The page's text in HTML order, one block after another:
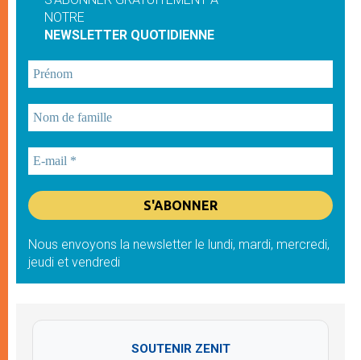
NOTRE
NEWSLETTER QUOTIDIENNE
Nous envoyons la newsletter le lundi, mardi, mercredi,
jeudi et vendredi
SOUTENIR ZENIT